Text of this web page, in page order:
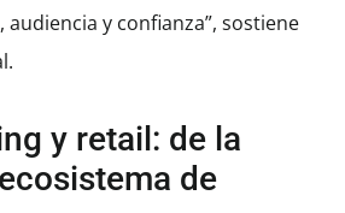
y confianza”, sostiene
y retail: de la
de